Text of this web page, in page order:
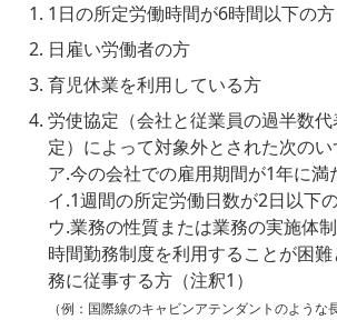
1日の所定労働時間が6時間以下の方
日雇い労働者の方
育児休業を利用している方
労使協定（会社と従業員の過半数
定）によって対象外とされた次の
ア.今の会社での雇用期間が1年に満
イ.1週間の所定労働日数が2日以下
ウ.業務の性質または業務の実施体
時間勤務制度を利用することが困
務に従事する方（注釈1）
（例：国際線のキャビンアテンダントのような